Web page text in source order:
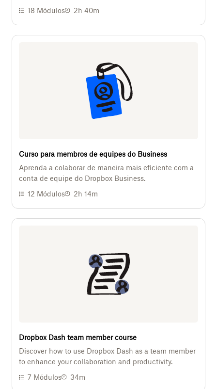
18 Módulos 2h 40m
Curso para membros de equipes do Business
Aprenda a colaborar de maneira mais eficiente com a
conta de equipe do Dropbox Business.
12 Módulos 2h 14m
Dropbox Dash team member course
Discover how to use Dropbox Dash as a team member
to enhance your collaboration and productivity.
7 Módulos 34m